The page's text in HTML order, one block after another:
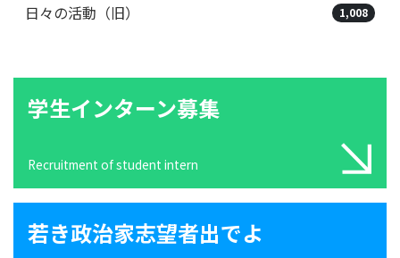
日々の活動（旧） 1,008
学生インターン募集
Recruitment of student intern
若き政治家志望者出でよ